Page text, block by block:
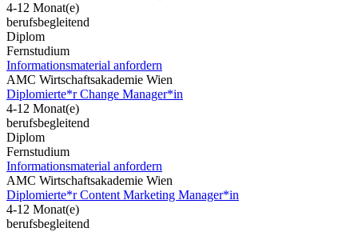
4-12 Monat(e)
berufsbegleitend
Diplom
Fernstudium
Informationsmaterial anfordern
AMC Wirtschaftsakademie Wien
Diplomierte*r Change Manager*in
4-12 Monat(e)
berufsbegleitend
Diplom
Fernstudium
Informationsmaterial anfordern
AMC Wirtschaftsakademie Wien
Diplomierte*r Content Marketing Manager*in
4-12 Monat(e)
berufsbegleitend